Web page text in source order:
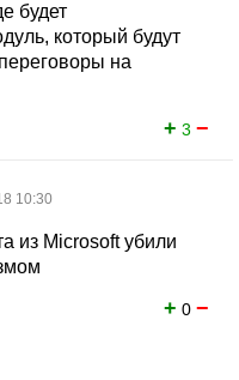
будет
который будут
на
+ 3 −
10:30
из Microsoft убили
+ 0 −